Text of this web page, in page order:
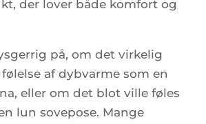
der lover både komfort og
på, om det virkelig
af dybvarme som en
eller om det blot ville føles
lun sovepose. Mange